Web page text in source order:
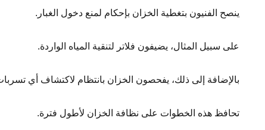
ينصح الفنيون بتغطية الخزان بإحكام لمنع دخول الغبار.
على سبيل المثال، يضيفون فلاتر لتنقية المياه الواردة.
بالإضافة إلى ذلك، يفحصون الخزان بانتظام لاكتشاف أي
تحافظ هذه الخطوات على نظافة الخزان لأطول فترة.